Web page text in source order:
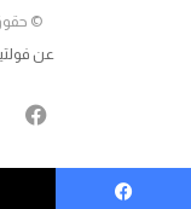
© حقوق
عن